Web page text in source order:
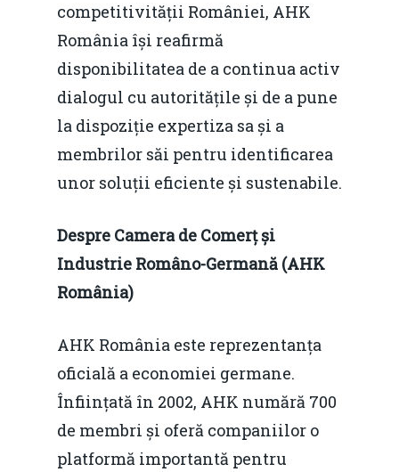
competitivității României, AHK
România își reafirmă
disponibilitatea de a continua activ
dialogul cu autoritățile și de a pune
la dispoziție expertiza sa și a
membrilor săi pentru identificarea
unor soluții eficiente și sustenabile.
Despre Camera de Comerț și
Industrie Româno-Germană (AHK
România)
AHK România este reprezentanța
oficială a economiei germane.
Înființată în 2002, AHK numără 700
de membri și oferă companiilor o
platformă importantă pentru